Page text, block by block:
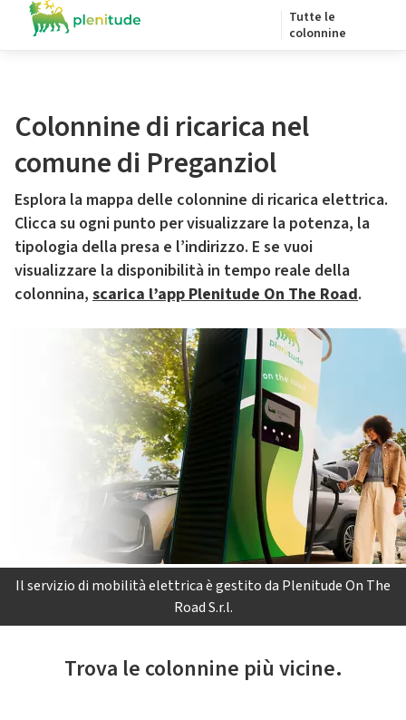
Tutte le
colonnine
Colonnine di ricarica nel
comune di Preganziol
Esplora la mappa delle colonnine di ricarica elettrica.
Clicca su ogni punto per visualizzare la potenza, la
tipologia della presa e l’indirizzo. E se vuoi
visualizzare la disponibilità in tempo reale della
colonnina, scarica l’app Plenitude On The Road.
Il servizio di mobilità elettrica è gestito da Plenitude On The
Road S.r.l.
Trova le colonnine più vicine.